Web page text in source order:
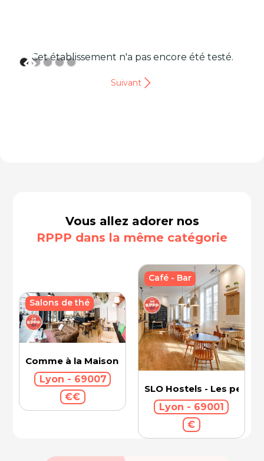
Cet établissement n'a pas encore été testé.
Suivant
Vous allez adorer nos
RPPP dans la même catégorie
Comme à la Maison
Lyon - 69007
€€
Salons de thé
SLO Hostels - Les pentes
Lyon - 69001
€
Café - Bar